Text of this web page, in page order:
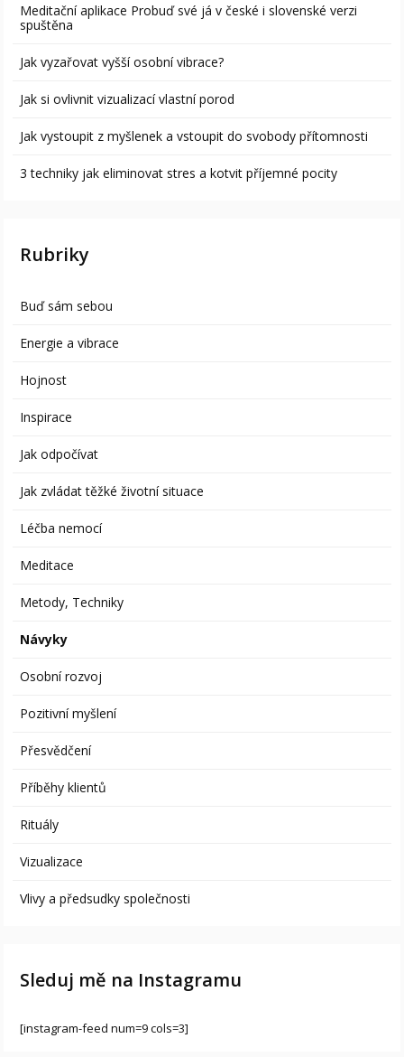
Meditační aplikace Probuď své já v české i slovenské verzi
spuštěna
Jak vyzařovat vyšší osobní vibrace?
Jak si ovlivnit vizualizací vlastní porod
Jak vystoupit z myšlenek a vstoupit do svobody přítomnosti
3 techniky jak eliminovat stres a kotvit příjemné pocity
Rubriky
Buď sám sebou
Energie a vibrace
Hojnost
Inspirace
Jak odpočívat
Jak zvládat těžké životní situace
Léčba nemocí
Meditace
Metody, Techniky
Návyky
Osobní rozvoj
Pozitivní myšlení
Přesvědčení
Příběhy klientů
Rituály
Vizualizace
Vlivy a předsudky společnosti
Sleduj mě na Instagramu
[instagram-feed num=9 cols=3]